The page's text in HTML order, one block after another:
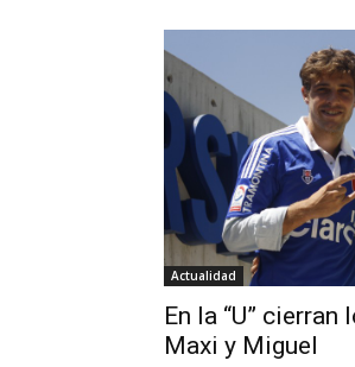
Actualidad
En la “U”
Maxi y Miguel